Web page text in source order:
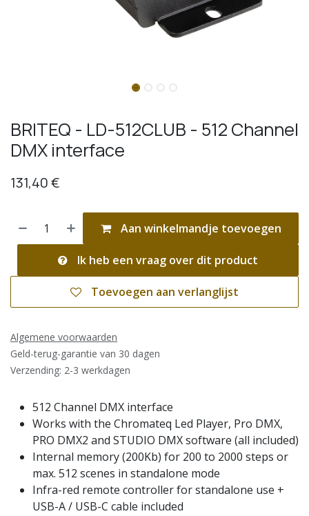
BRITEQ - LD-512CLUB - 512 Channel
DMX interface
131,40€
Aan winkelmandje toevoegen
Ik heb een vraag over dit product
Toevoegen aan verlanglijst
Algemene voorwaarden
Geld-terug-garantie van 30 dagen
Verzending: 2-3 werkdagen
512 Channel DMX interface
Works with the Chromateq Led Player, Pro DMX,
PRO DMX2 and STUDIO DMX software (all included)
Internal memory (200Kb) for 200 to 2000 steps or
max. 512 scenes in standalone mode
Infra-red remote controller for standalone use +
USB-A / USB-C cable included